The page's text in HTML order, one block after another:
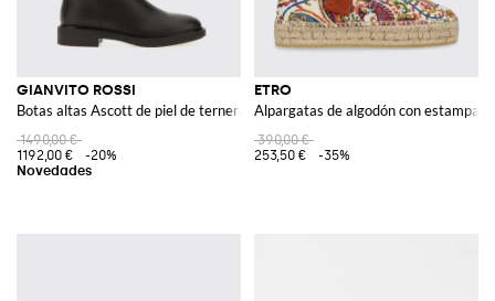
GIANVITO ROSSI
Botas altas Ascott de piel de ternera con tacón bajo
1490,00 €
1192,00 €
-20%
ETRO
Alpargatas de algodón con
390,00 €
253,50 €
-35%